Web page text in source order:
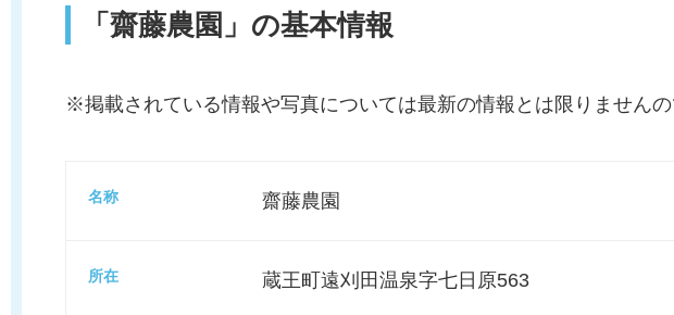
「齋藤農園」の基本情報
※掲載されている情報や写真については最新の情報とは限りませんの
名称 齋藤農園
所在 蔵王町遠刈田温泉字七日原563